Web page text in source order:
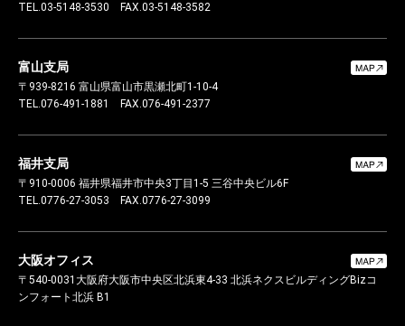
TEL.03-5148-3530
FAX.03-5148-3582
富山支局
〒939-8216 富山県富山市黒瀬北町1-10-4
TEL.076-491-1881
FAX.076-491-2377
福井支局
〒910-0006 福井県福井市中央3丁目1-5 三谷中央ビル6F
TEL.0776-27-3053
FAX.0776-27-3099
大阪オフィス
〒540-0031 大阪府大阪市中央区北浜東4-33 北浜ネクスビルディングBizコ
ンフォート北浜 B1